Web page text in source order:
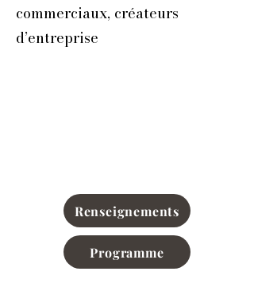
commerciaux, créateurs
d’entreprise
Renseignements
Programme